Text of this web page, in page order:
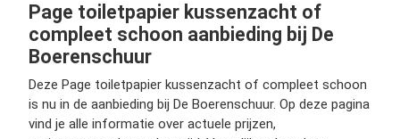
Page toiletpapier kussenzacht of
compleet schoon aanbieding bij De
Boerenschuur
Deze Page toiletpapier kussenzacht of compleet schoon
is nu in de aanbieding bij De Boerenschuur. Op deze pagina
vind je alle informatie over actuele prijzen,